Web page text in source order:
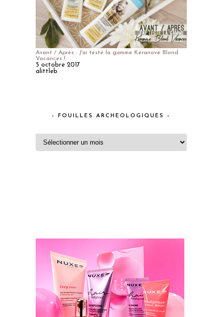
Avant / Après : J'ai testé la gamme Keranove Blond
Vacances !
5 octobre 2017
alittleb
– FOUILLES ARCHEOLOGIQUES –